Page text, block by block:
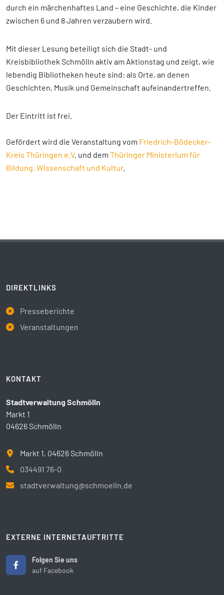
durch ein märchenhaftes Land – eine Geschichte, die Kinder
zwischen 6 und 8 Jahren verzaubern wird.
Mit dieser Lesung beteiligt sich die Stadt- und
Kreisbibliothek Schmölln aktiv am Aktionstag und zeigt, wie
lebendig Bibliotheken heute sind: als Orte, an denen
Geschichten, Musik und Gemeinschaft aufeinandertreffen.
Der Eintritt ist frei.
Gefördert wird die Veranstaltung vom Friedrich-Bödecker-
Kreis Thüringen e.V. und dem Thüringer Ministerium für
Bildung, Wissenschaft und Kultur.
DIREKTLINKS
Presseberichte
Veranstaltungen
KONTAKT
Stadtverwaltung Schmölln
Markt 1
04626 Schmölln
Markt 1, 04626 Schmölln
034491 76-0
stadtverwaltung@schmoelln.de
EXTERNE INTERNETAUFTRITTE
Folgen Sie uns
auf Facebook